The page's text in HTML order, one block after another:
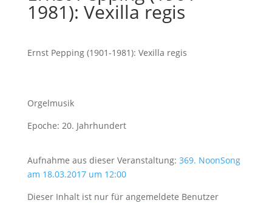
1981): Vexilla regis
Ernst Pepping (1901-1981): Vexilla regis
Orgelmusik
Epoche: 20. Jahrhundert
Aufnahme aus dieser Veranstaltung: 369. NoonSong
am 18.03.2017 um 12:00
Dieser Inhalt ist nur für angemeldete Benutzer